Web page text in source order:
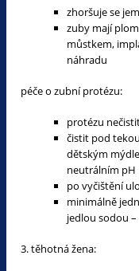
zhoršuje se
zuby mají
můstkem,
náhradu
péče o zubní protézu:
protézu
čistit pod
dětským
neutrálním pH
po vyčištění
minimálně
jedlou sodou
3. těhotná žena: